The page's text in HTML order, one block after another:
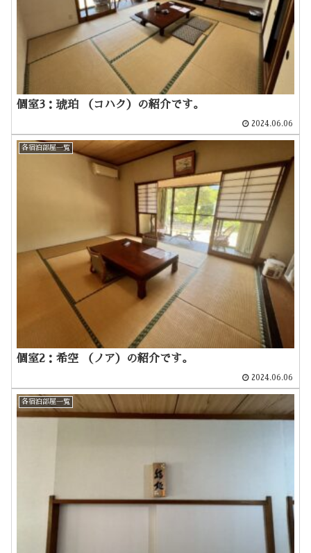
個室3：琥珀 （コハク）の紹介です。
2024.06.06
各宿泊部屋一覧
個室2：希空 （ノア）の紹介です。
2024.06.06
各宿泊部屋一覧